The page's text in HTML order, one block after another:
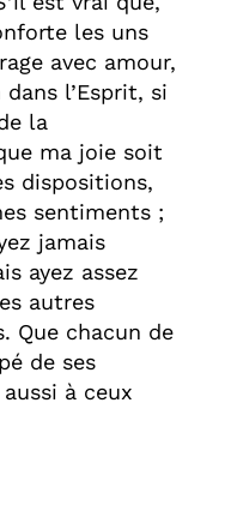
les uns
avec amour,
l’Esprit, si
la
ma joie soit
dispositions,
sentiments ;
jamais
ayez assez
autres
Que chacun de
de ses
à ceux